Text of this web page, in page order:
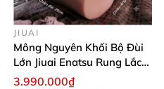
JIUAI
Mông Nguyên Khối Bộ Đùi
Lớn Jiuai Enatsu Rung Lắc
Siêu Thật
3.990.000₫